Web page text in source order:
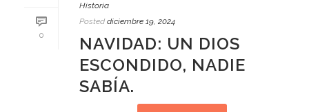
0
Historia
Posted diciembre 19, 2024
NAVIDAD: UN DIOS
ESCONDIDO, NADIE
SABÍA.